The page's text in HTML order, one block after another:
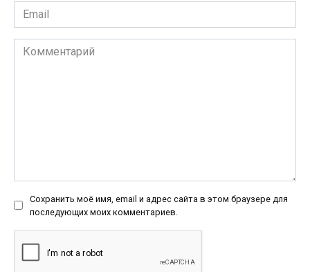
Email
*
Комментарий
Сохранить моё имя, email и адрес сайта в этом браузере для
последующих моих комментариев.